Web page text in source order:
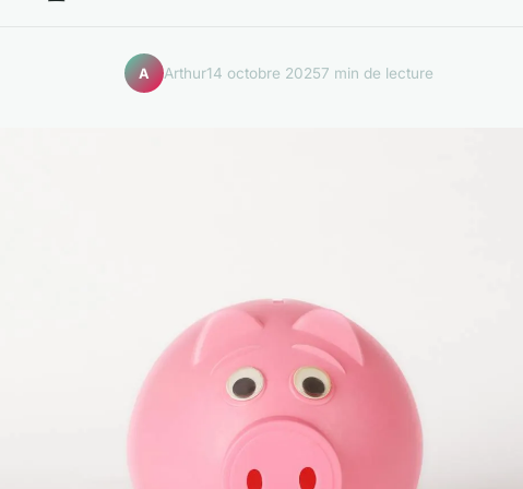
A Arthur14 octobre 20257 min de lecture